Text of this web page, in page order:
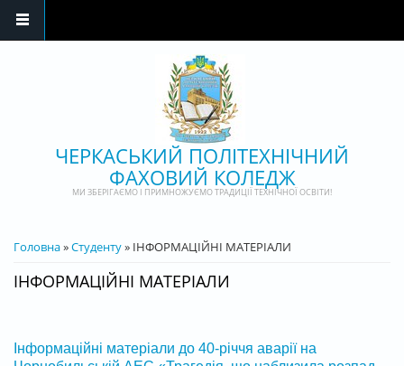
ЧЕРКАСЬКИЙ ПОЛІТЕХНІЧНИЙ
ФАХОВИЙ КОЛЕДЖ
МИ ЗБЕРІГАЄМО І ПРИМНОЖУЄМО ТРАДИЦІЇ ТЕХНІЧНОЇ ОСВІТИ!
ВИ Є ТУТ
Головна»Студенту» ІНФОРМАЦІЙНІ МАТЕРІАЛИ
ІНФОРМАЦІЙНІ МАТЕРІАЛИ
Інформаційні матеріали до 40-річчя аварії на